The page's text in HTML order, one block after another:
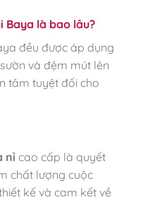
Baya là bao lâu?
đều được áp dụng
và đệm mút lên
tâm tuyệt đối cho
nỉ cao cấp là quyết
chất lượng cuộc
kế và cam kết về